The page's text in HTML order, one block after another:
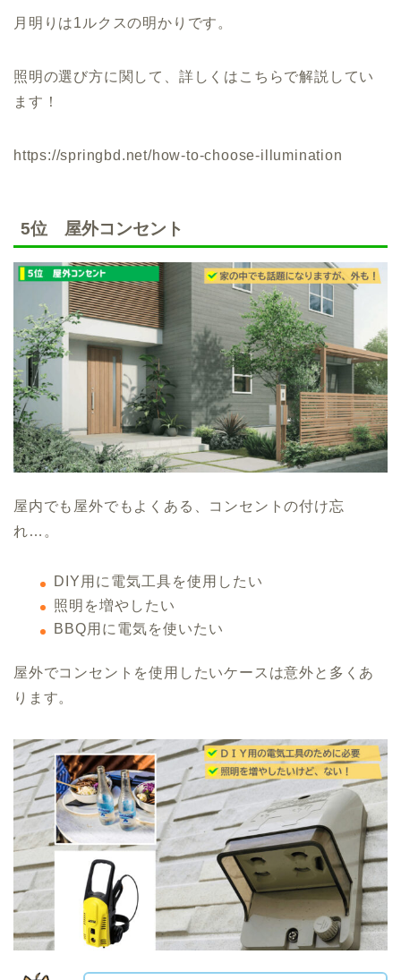
月明りは1ルクスの明かりです。
照明の選び方に関して、詳しくはこちらで解説してい
ます！
https://springbd.net/how-to-choose-illumination
5位 屋外コンセント
屋内でも屋外でもよくある、コンセントの付け忘
れ…。
DIY用に電気工具を使用したい
照明を増やしたい
BBQ用に電気を使いたい
屋外でコンセントを使用したいケースは意外と多くあ
ります。